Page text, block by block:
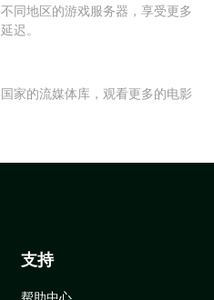
同地区的游戏服务器，享受更多
迟。
家的流媒体库，观看更多的电影
支持